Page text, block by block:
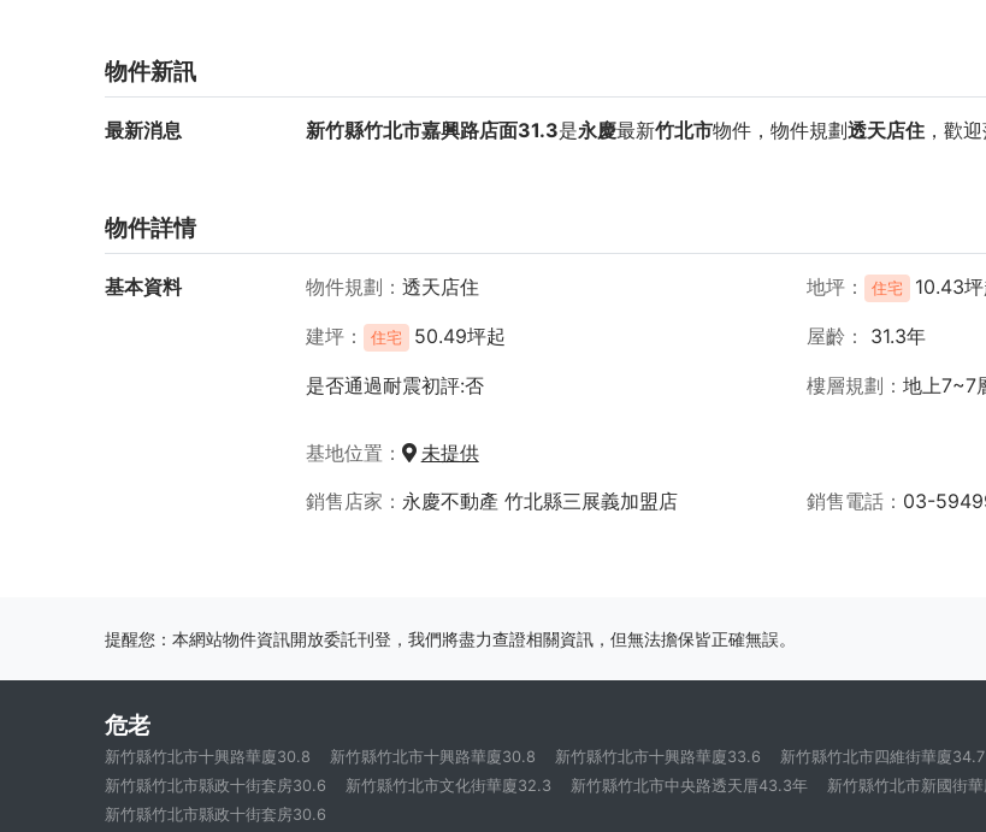
物件新訊
最新消息 新竹縣竹北市嘉興路店面31.3是永慶最新竹北市物件，物件規劃透天店住，歡迎
物件詳情
基本資料 物件規劃 透天店住 地坪 住宅 10.43
建坪 住宅 50.49坪起 屋齡 31.3年
是否通過耐震初評:否 樓層規劃 地上7~7
基地位置
未提供
銷售店家
永慶不動產 竹北縣三展義加盟店 銷售電話 03-
提醒您：本網站物件資訊開放委託刊登，我們將盡力查證相關資訊，但無法擔保皆正確無誤。
危老
新竹縣竹北市十興路華廈30.8 新竹縣竹北市十興路華廈30.8 新竹縣竹北市十興路華廈33.6 新竹縣竹北市四維街華廈34.7
新竹縣竹北市縣政十街套房30.6
新竹縣竹北市文化街華廈32.3 新竹縣竹北市中央路透天厝43.3年 新竹縣竹北市新國街
新竹縣竹北市縣政十街套房30.6